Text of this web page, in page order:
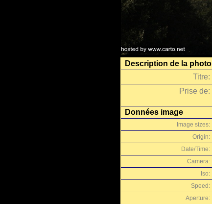
Description de la photo
Titre:
Prise de:
Données image
Image sizes:
Origin:
Date/Time:
Camera:
Iso:
Speed:
Aperture: